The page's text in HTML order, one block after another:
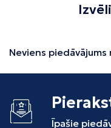
Neviens
Īpašie